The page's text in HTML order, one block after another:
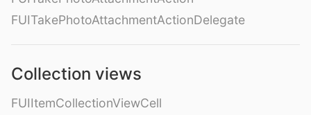
FUITakePhotoAttachmentActionDelegate
Collection views
FUIItemCollectionViewCell